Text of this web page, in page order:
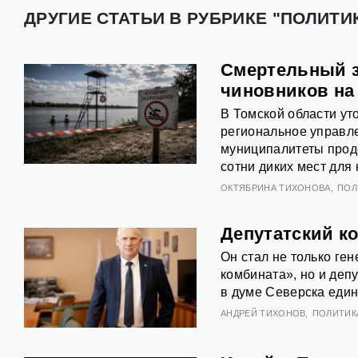
ДРУГИЕ СТАТЬИ В РУБРИКЕ
Смертельный
чиновников
В Томской области
региональное
муниципалитеты
сотни диких мест для
ОКТЯБРИНА ТИХОНОВА
Депутатский
Он стал не только
комбината», но и
в думе Северска
АНДРЕЙ ТИХОНОВ